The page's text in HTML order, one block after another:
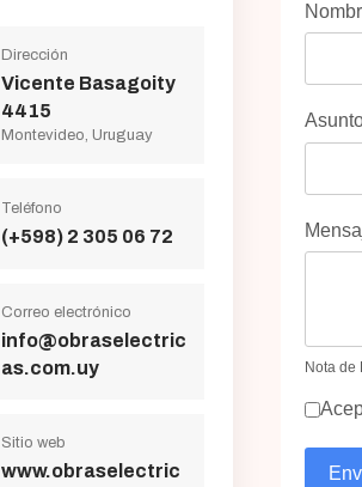
Dirección
Vicente Basagoity
4415
Montevideo, Uruguay
Teléfono
(+598) 2 305 06 72
Correo electrónico
info@obraselectric
as.com.uy
Sitio web
www.obraselectric
Nota de